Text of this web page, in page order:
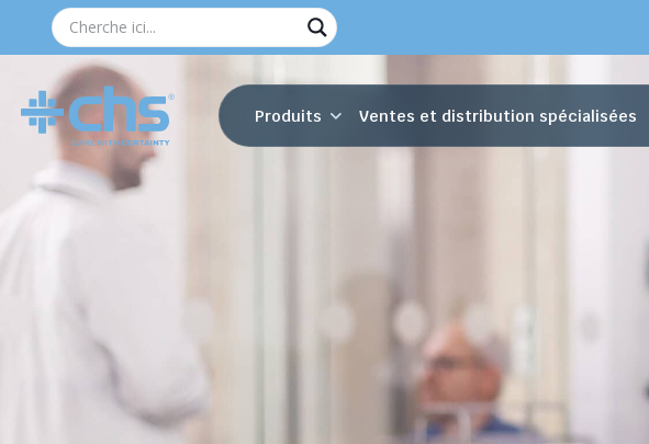
Produits Ventes et distribution spécialisées